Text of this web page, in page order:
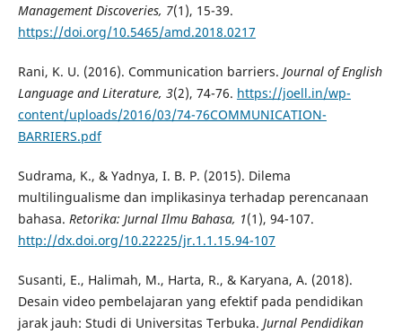
Management Discoveries, 7(1), 15-39.
https://doi.org/10.5465/amd.2018.0217
Rani, K. U. (2016). Communication barriers. Journal of English
Language and Literature, 3(2), 74-76. https://joell.in/wp-
content/uploads/2016/03/74-76COMMUNICATION-
BARRIERS.pdf
Sudrama, K., & Yadnya, I. B. P. (2015). Dilema
multilingualisme dan implikasinya terhadap perencanaan
bahasa. Retorika: Jurnal Ilmu Bahasa, 1(1), 94-107.
http://dx.doi.org/10.22225/jr.1.1.15.94-107
Susanti, E., Halimah, M., Harta, R., & Karyana, A. (2018).
Desain video pembelajaran yang efektif pada pendidikan
jarak jauh: Studi di Universitas Terbuka. Jurnal Pendidikan